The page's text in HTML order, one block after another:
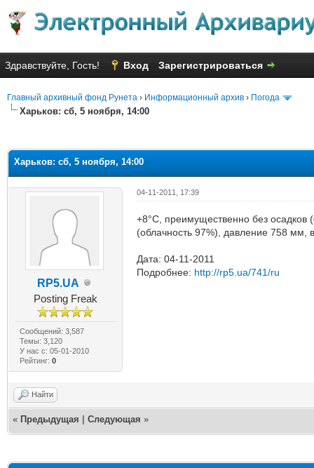
Здравствуйте, Гость! Вход Зарегистрироваться
Главный архивный фонд Рунета › Информационный архив › Погода
Харьков: сб, 5 ноября, 14:00
Харьков: сб, 5 ноября, 14:00
RP5.UA
Posting Freak
Сообщений: 3,587
Темы: 3,120
У нас с: 05-01-2010
Рейтинг: 0
04-11-2011, 17:39
+8°C, преимущественно без осадков
(облачность 97%), давление 758 мм,
Дата: 04-11-2011
Подробнее: http://rp5.ua/741/ru
Найти
« Предыдущая Следующая »